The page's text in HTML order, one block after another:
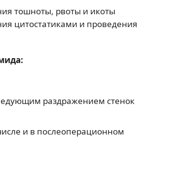
тошноты, рвоты и икоты
цитостатиками и проведения
раздражением стенок
и в послеоперационном